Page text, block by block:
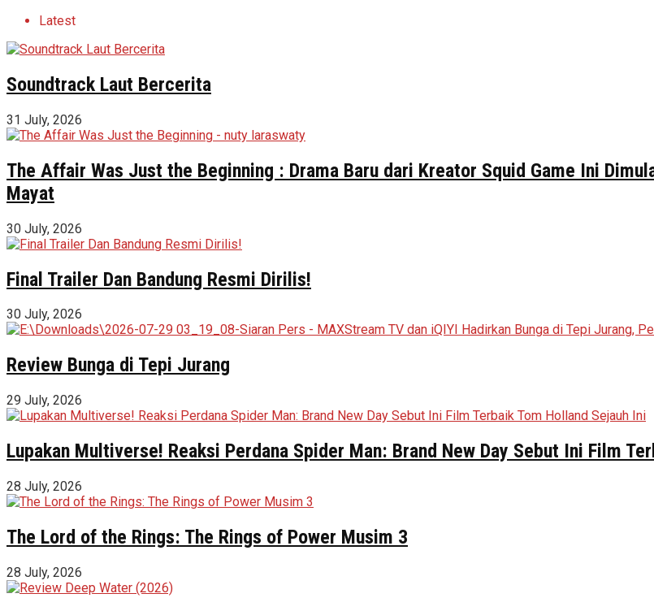
Latest
Soundtrack Laut Bercerita
31 July, 2026
The Affair Was Just the Beginning : Drama Baru dari Kreator Squid Game Ini
Mayat
30 July, 2026
Final Trailer Dan Bandung Resmi Dirilis!
30 July, 2026
Review Bunga di Tepi Jurang
29 July, 2026
Lupakan Multiverse! Reaksi Perdana Spider Man: Brand New Day Sebut Ini Film
28 July, 2026
The Lord of the Rings: The Rings of Power Musim 3
28 July, 2026